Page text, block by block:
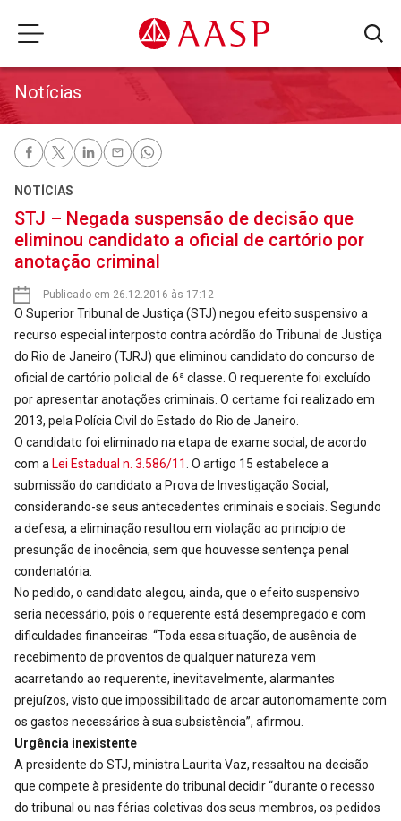
Notícias
NOTÍCIAS
STJ – Negada suspensão de decisão que
eliminou candidato a oficial de cartório por
anotação criminal
Publicado em 26.12.2016 às 17:12
O Superior Tribunal de Justiça (STJ) negou efeito suspensivo a
recurso especial interposto contra acórdão do Tribunal de Justiça
do Rio de Janeiro (TJRJ) que eliminou candidato do concurso de
oficial de cartório policial de 6ª classe. O requerente foi excluído
por apresentar anotações criminais. O certame foi realizado em
2013, pela Polícia Civil do Estado do Rio de Janeiro.
O candidato foi eliminado na etapa de exame social, de acordo
com a Lei Estadual n. 3.586/11 . O artigo 15 estabelece a
submissão do candidato a Prova de Investigação Social,
considerando-se seus antecedentes criminais e sociais. Segundo
a defesa, a eliminação resultou em violação ao princípio de
presunção de inocência, sem que houvesse sentença penal
condenatória.
No pedido, o candidato alegou, ainda, que o efeito suspensivo
seria necessário, pois o requerente está desempregado e com
dificuldades financeiras. “Toda essa situação, de ausência de
recebimento de proventos de qualquer natureza vem
acarretando ao requerente, inevitavelmente, alarmantes
prejuízos, visto que impossibilitado de arcar autonomamente com
os gastos necessários à sua subsistência”, afirmou.
Urgência inexistente
A presidente do STJ, ministra Laurita Vaz, ressaltou na decisão
que compete à presidente do tribunal decidir “durante o recesso
do tribunal ou nas férias coletivas dos seus membros, os pedidos